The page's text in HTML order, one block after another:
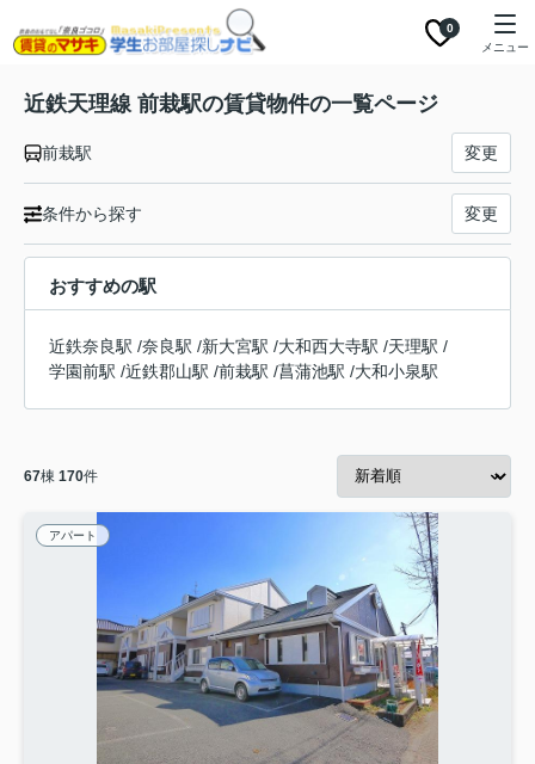
0
メニュー
近鉄天理線 前栽駅の賃貸物件の一覧ページ
前栽駅 変更
条件から探す 変更
おすすめの駅
近鉄奈良駅 /奈良駅 /新大宮駅 /大和西大寺駅 /天理駅 /
学園前駅 /近鉄郡山駅 /前栽駅 /菖蒲池駅 /大和小泉駅
67棟 170件
アパート